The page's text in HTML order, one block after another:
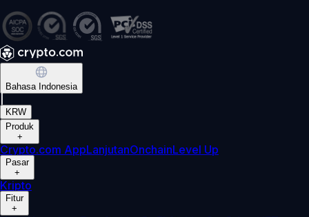
Bahasa Indonesia
KRW
Produk
+
Crypto.com AppLanjutanOnchainLevel Up
Pasar
+
Kripto
Fitur
+